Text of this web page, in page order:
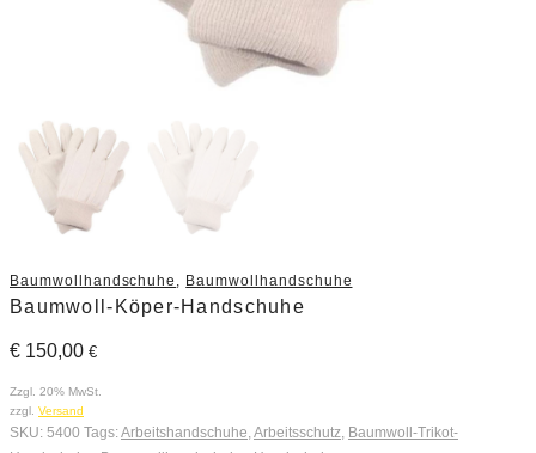
Baumwollhandschuhe Baumwollhandschuhe
Baumwoll-Köper-Handschuhe
€ 150,00 €
Zzgl. 20% MwSt.
zzgl. Versand
SKU: 5400 Tags:Arbeitshandschuhe Arbeitsschutz Baumwoll-Trikot-